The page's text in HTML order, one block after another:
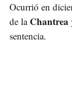
Ocurrió en
de la Chantrea
sentencia.